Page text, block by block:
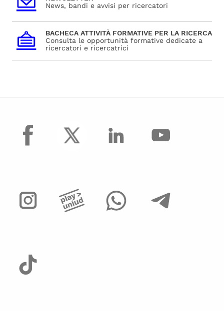
News, bandi e avvisi per ricercatori
BACHECA ATTIVITÀ FORMATIVE PER LA RICERCA
Consulta le opportunità formative dedicate a
ricercatori e ricercatrici
facebook